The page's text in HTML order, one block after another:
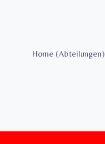
Home (Abteilungen)